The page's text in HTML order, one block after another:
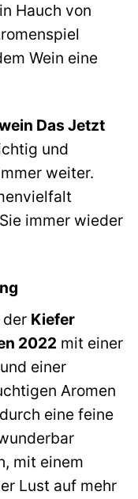
Hauch von
Wein eine
Das Jetzt
und
weiter.
immer wieder
der Kiefer
2022 mit einer
einer
Aromen
eine feine
mit einem
Lust auf mehr